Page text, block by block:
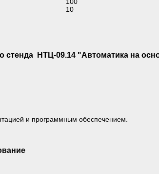
10
стенда НТЦ-09.14 "Автоматика на
и программным обеспечением.